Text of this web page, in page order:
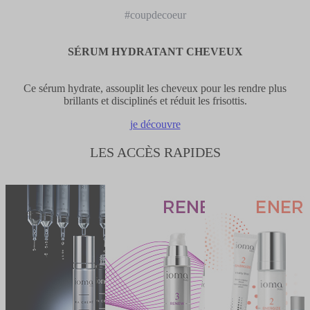
#coupdecoeur
SÉRUM HYDRATANT CHEVEUX
Ce sérum hydrate, assouplit les cheveux pour les rendre plus
brillants et disciplinés et réduit les frisottis.
je découvre
LES ACCÈS RAPIDES